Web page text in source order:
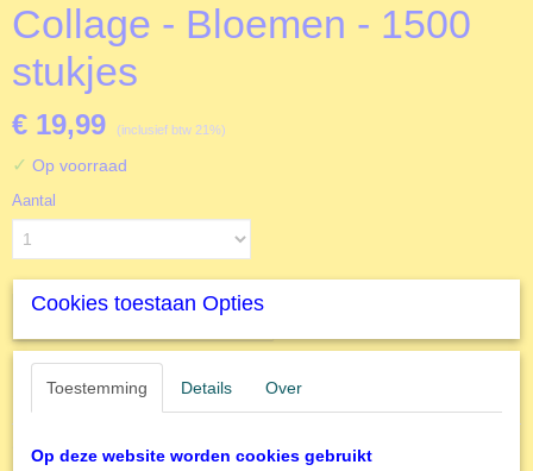
Collage - Bloemen - 1500
stukjes
€ 19,99 (inclusief btw 21%)
✓ Op voorraad
Aantal
IN WINKELWAGEN
Specificaties
F30100
Omschrijving
Cookies toestaan Opties
Toestemming Details Over
Op deze website worden cookies gebruikt